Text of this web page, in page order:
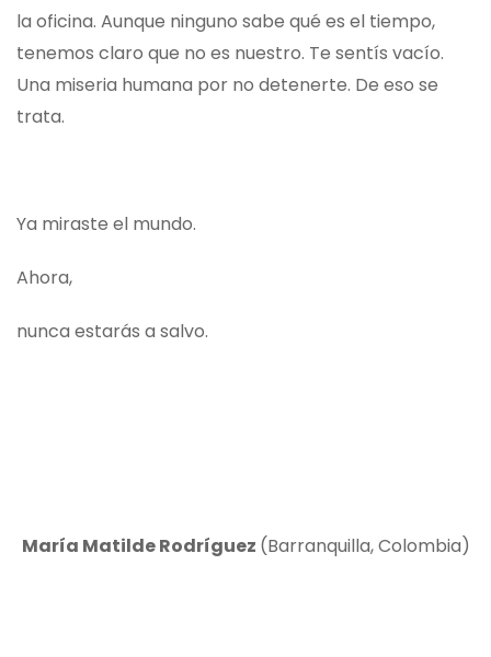
la oficina. Aunque ninguno sabe qué es el tiempo,
tenemos claro que no es nuestro. Te sentís vacío.
Una miseria humana por no detenerte. De eso se
trata.
Ya miraste el mundo.
Ahora,
nunca estarás a salvo.
María Matilde Rodríguez (Barranquilla, Colombia)